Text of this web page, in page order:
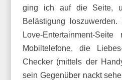
ging ich auf die Seite,
Belästigung
Love-Entertainment-
Mobiltelefone, die
Checker (mittels der
sein Gegenüber nackt